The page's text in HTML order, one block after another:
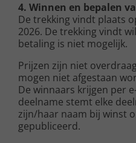
4. Winnen en bepalen
De trekking vindt plaats
2026. De trekking vindt
betaling is niet mogelijk.
Prijzen zijn niet
mogen niet afgestaan
De winnaars krijgen per
deelname stemt elke
zijn/haar naam bij winst
gepubliceerd.